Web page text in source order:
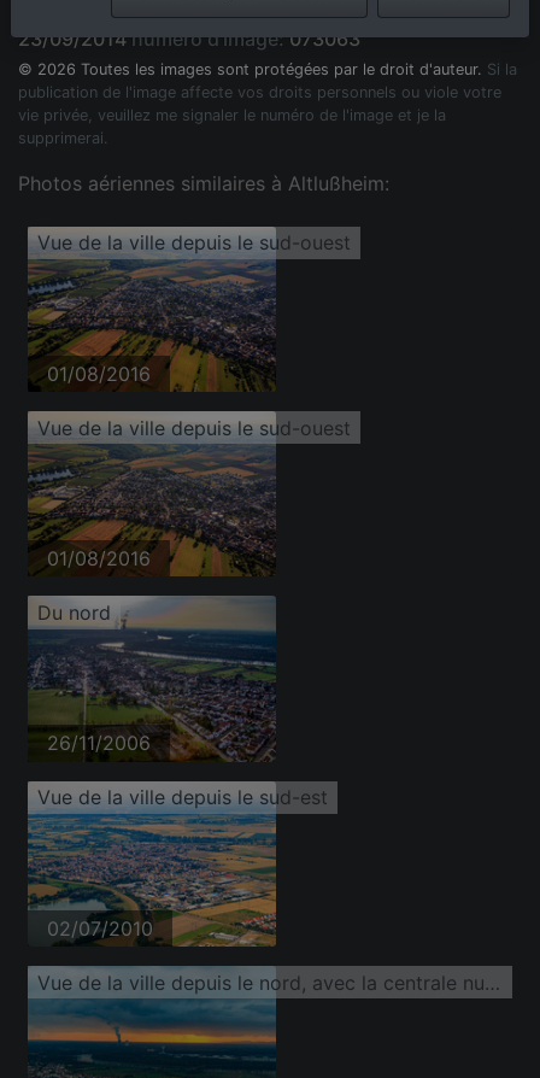
département Bade-Wurtemberg, Allemagneprise le
23/09/2014numéro d'image:073063
© 2026 Toutes les images sont protégées par le droit d'auteur. Si la
publication de l'image affecte vos droits personnels ou viole votre
vie privée, veuillez me signaler le numéro de l'image et je la
supprimerai.
Photos aériennes similaires à Altlußheim:
Vue de la ville depuis le sud-ouest
01/08/2016
Vue de la ville depuis le sud-ouest
01/08/2016
Du nord
26/11/2006
Vue de la ville depuis le sud-est
02/07/2010
Vue de la ville depuis le nord, avec la centrale nucléaire de Philippsburg en arrière-plan au coucher du soleil